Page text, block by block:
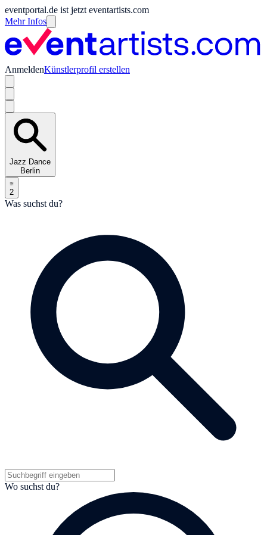
eventportal.de ist jetzt eventartists.com
Mehr Infos
AnmeldenKünstlerprofil erstellen
Jazz Dance
Berlin
2
Was suchst du?
Wo suchst du?